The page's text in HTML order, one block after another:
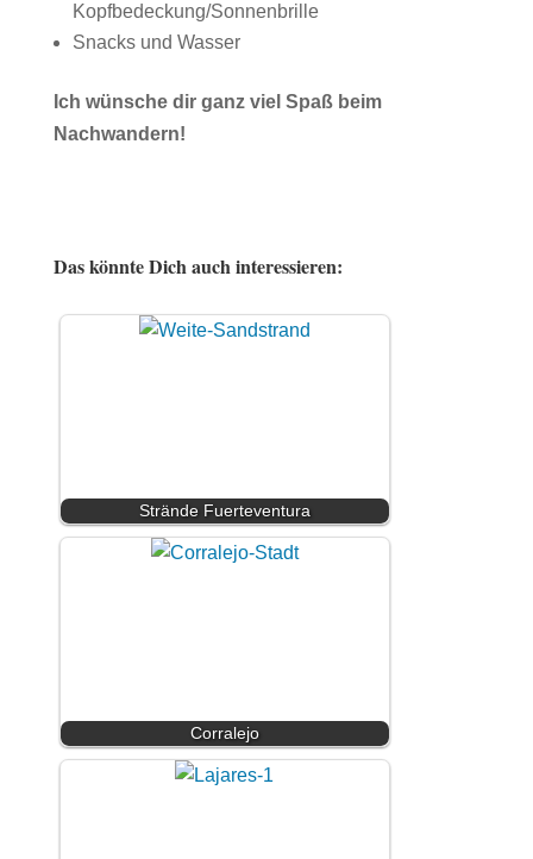
Kopfbedeckung/Sonnenbrille
Snacks und Wasser
Ich wünsche dir ganz viel Spaß beim
Nachwandern!
Das könnte Dich auch interessieren:
Strände Fuerteventura
Corralejo